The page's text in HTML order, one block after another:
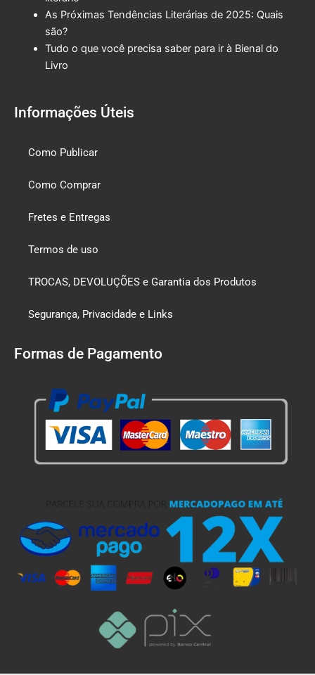
As Próximas Tendências Literárias de 2025: Quais
são?
Tudo o que você precisa saber para ir à Bienal do
Livro
Informações Úteis
Como Publicar
Como Comprar
Fretes e Entregas
Termos de uso
TROCAS, DEVOLUÇÕES e Garantia dos Produtos
Segurança, Privacidade e Links
Formas de Pagamento